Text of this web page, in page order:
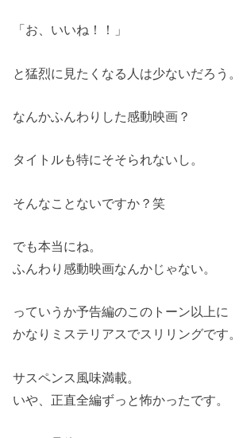
「お、いいね！！」
と猛烈に見たくなる人は少ないだろう。
なんかふんわりした感動映画？
タイトルも特にそそられないし。
そんなことないですか？笑
でも本当にね。
ふんわり感動映画なんかじゃない。
っていうか予告編のこのトーン以上に
かなりミステリアスでスリリングです。
サスペンス風味満載。
いや、正直全編ずっと怖かったです。